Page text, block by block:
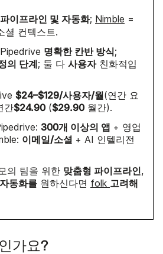
파이프라인 및 자동화; Nimble =
셜 컨텍스트.
Pipedrive 명확한 칸반 방식;
의 단계; 둘 다 사용자친화적입
$24–$129/사용자/월(연간 요
간$24.90 ($29.90 월간).
300개 이상의 앱 + 영업
이메일/소셜 + AI 인텔리전
의 팀을 위한 맞춤형 파이프라인,
자동화를 원하신다면 folk 고려해
가요?